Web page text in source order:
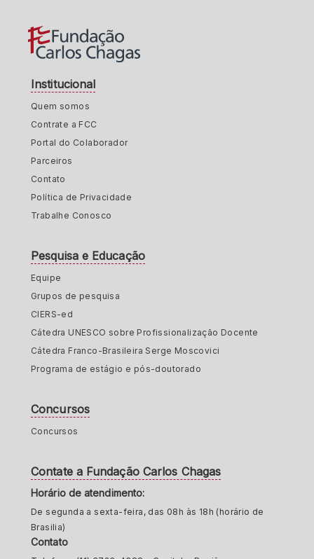
Institucional
Quem somos
Contrate a FCC
Portal do Colaborador
Parceiros
Contato
Política de Privacidade
Trabalhe Conosco
Pesquisa e Educação
Equipe
Grupos de pesquisa
CIERS-ed
Cátedra UNESCO sobre Profissionalização Docente
Cátedra Franco-Brasileira Serge Moscovici
Programa de estágio e pós-doutorado
Concursos
Concursos
Contate a Fundação Carlos Chagas
Horário de atendimento:
De segunda a sexta-feira, das 08h às 18h (horário de
Brasilia)
Contato